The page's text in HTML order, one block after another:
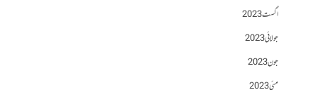
اگست 2023
جولائی 2023
جون 2023